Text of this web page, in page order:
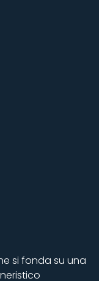
si fonda su una